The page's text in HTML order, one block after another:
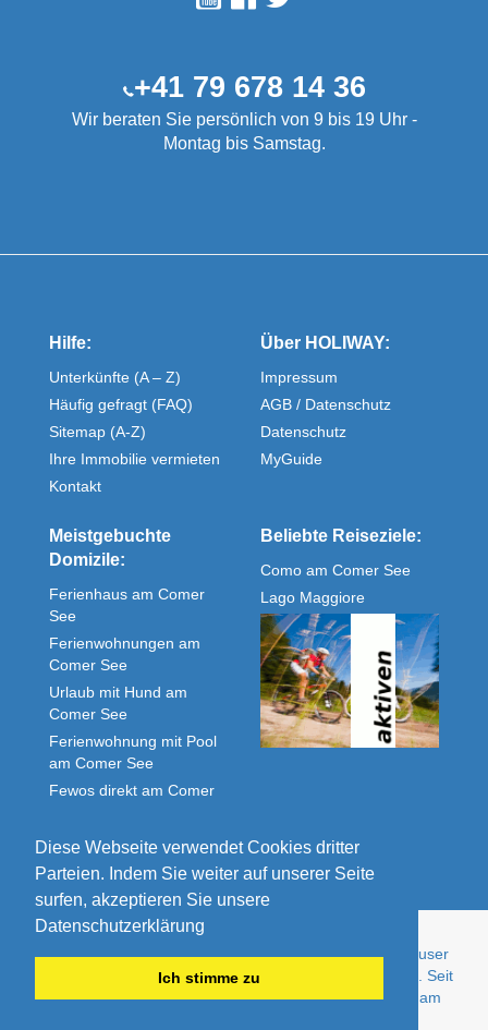
Diese Webseite verwendet Cookies dritter
Parteien. Indem Sie weiter auf unserer Seite
surfen, akzeptieren Sie unsere
Datenschutzerklärung
Ich stimme zu
+41 79 678 14 36
Wir beraten Sie persönlich von 9 bis 19 Uhr -
Montag bis Samstag.
Hilfe:
Unterkünfte (A – Z)
Häufig gefragt (FAQ)
Sitemap (A-Z)
Ihre Immobilie vermieten
Kontakt
Über HOLIWAY:
Impressum
AGB / Datenschutz
Datenschutz
MyGuide
Meistgebuchte
Domizile:
Ferienhaus am Comer
See
Ferienwohnungen am
Comer See
Urlaub mit Hund am
Comer See
Ferienwohnung mit Pool
am Comer See
Fewos direkt am Comer
Unterkunft Comer See
Beliebte Reiseziele:
Como am Comer See
Lago Maggiore
© Comolake Homes - Ihr Zuhause im Urlaub. Ferienhäuser
und Ferienwohnungen von Privat - günstig und gepflegt. Seit
über 15 Jahren der Experte für Urlaub im Ferienhaus am